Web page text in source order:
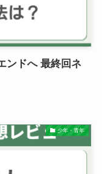
ンドへ 最終回ネ
少年・青年